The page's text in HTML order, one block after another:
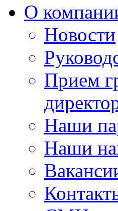
О
Новости
Прием
Наши
Наши